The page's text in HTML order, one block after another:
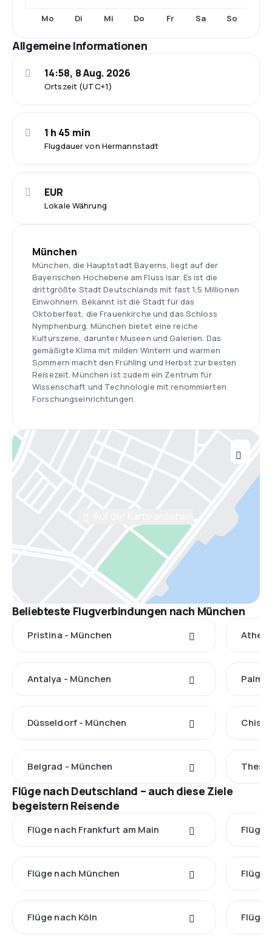
Mo Di Mi Do Fr Sa So
Allgemeine Informationen
Ortszeit (UTC+1)
14:58, 8 Aug. 2026
Flugdauer von Hermannstadt
1 h 45 min
Lokale Währung
EUR
München
München, die Hauptstadt Bayerns, liegt auf der
Bayerischen Hochebene am Fluss Isar. Es ist die
drittgrößte Stadt Deutschlands mit fast 1,5 Millionen
Einwohnern. Bekannt ist die Stadt für das
Oktoberfest, die Frauenkirche und das Schloss
Nymphenburg. München bietet eine reiche
Kulturszene, darunter Museen und Galerien. Das
gemäßigte Klima mit milden Wintern und warmen
Sommern macht den Frühling und Herbst zur besten
Reisezeit. München ist zudem ein Zentrum für
Wissenschaft und Technologie mit renommierten
Forschungseinrichtungen.
Beliebteste Flugverbindungen nach München
Pristina - München Athen
Antalya - München
Düsseldorf - München
Belgrad - München
Flüge nach Deutschland – auch diese Ziele
begeistern Reisende
Flüge nach Frankfurt am Main Flüge
Flüge nach München Flüge
Flüge nach Köln Flüge